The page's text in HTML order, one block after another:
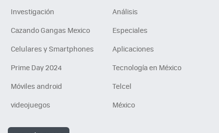
Investigación
Análisis
Cazando Gangas Mexico
Especiales
Celulares y Smartphones
Aplicaciones
Prime Day 2024
Tecnología en México
Móviles android
Telcel
videojuegos
México